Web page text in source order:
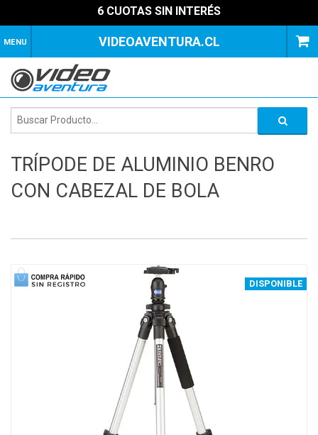
6 CUOTAS SIN INTERÉS
MENU VIDEOAVENTURA.CL
TRÍPODE DE ALUMINIO BENRO
CON CABEZAL DE BOLA
DISPONIBLE
1 of 4